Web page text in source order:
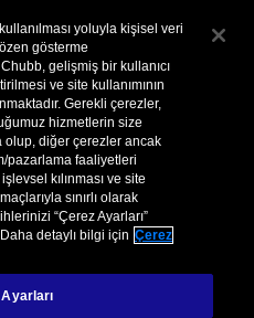
Tesisler İçin Çevre Kirliliği Sorumluluk
Çevre
yoluyla kişisel veri
gösterme
gelişmiş bir kullanıcı
ve site kullanımının
Gerekli çerezler,
hizmetlerin size
olup, diğer çerezler ancak
pazarlama faaliyetleri
kılınması ve site
sınırlı olarak
“Çerez Ayarları”
detaylı bilgi için Çerez